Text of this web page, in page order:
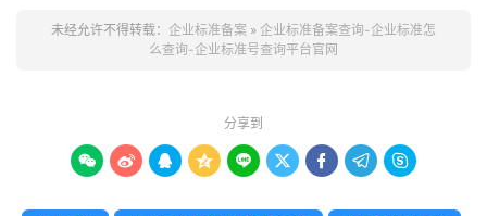
未经允许不得转载： 企业标准备案 » 企业标准备案查询-企业标准怎
么查询-企业标准号查询平台官网
分享到
        